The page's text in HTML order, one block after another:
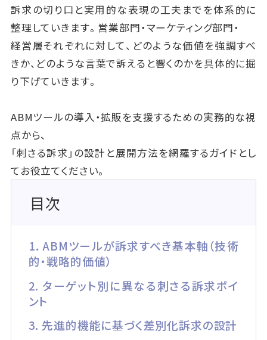
訴求の切り口と実用的な表現の工夫までを体系的に
整理していきます。営業部門・マーケティング部門・
経営層それぞれに対して、どのような価値を強調すべ
きか、どのような言葉で訴えると響くのかを具体的に掘
り下げていきます。
ABMツールの導入・拡販を支援するための実務的な視
点から、
「刺さる訴求」の設計と展開方法を網羅するガイドとし
てお役立てください。
目次
1．ABMツールが訴求すべき基本軸（技術
的・戦略的価値）
2. ターゲット別に異なる刺さる訴求ポイ
ント
3. 先進的機能に基づく差別化訴求の設計